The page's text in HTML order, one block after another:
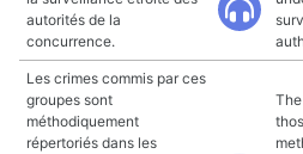
autorités de la
concurrence.
Les crimes commis par ces
groupes sont
méthodiquement
répertoriés dans les